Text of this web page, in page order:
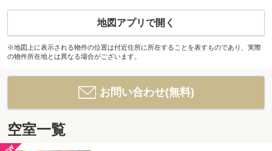
地図アプリで開く
※地図上に表示される物件の位置は付近住所に所在することを表すものであり、実際
の物件所在地とは異なる場合がございます。
お問い合わせ(無料)
空室一覧